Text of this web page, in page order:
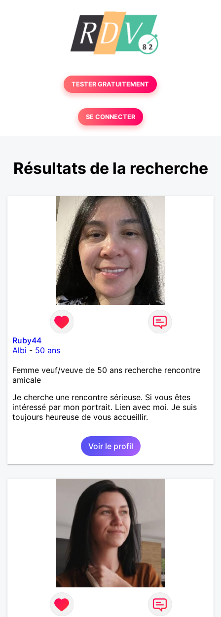
TESTER GRATUITEMENT
SE CONNECTER
Résultats de la recherche
Ruby44
Albi - 50 ans
Femme veuf/veuve de 50 ans recherche rencontre
amicale
Je cherche une rencontre sérieuse. Si vous êtes
intéressé par mon portrait. Lien avec moi. Je suis
toujours heureuse de vous accueillir.
Voir le profil